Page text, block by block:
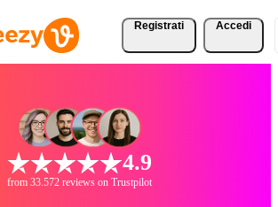
Registrati Accedi
4.9
from 33.572 reviews on Trustpilot